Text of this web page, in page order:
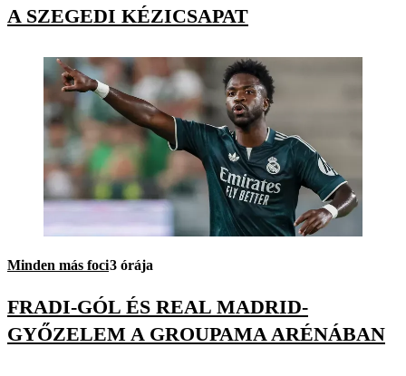
A SZEGEDI KÉZICSAPAT
Minden más foci3 órája
FRADI-GÓL ÉS REAL MADRID-
GYŐZELEM A GROUPAMA ARÉNÁBAN